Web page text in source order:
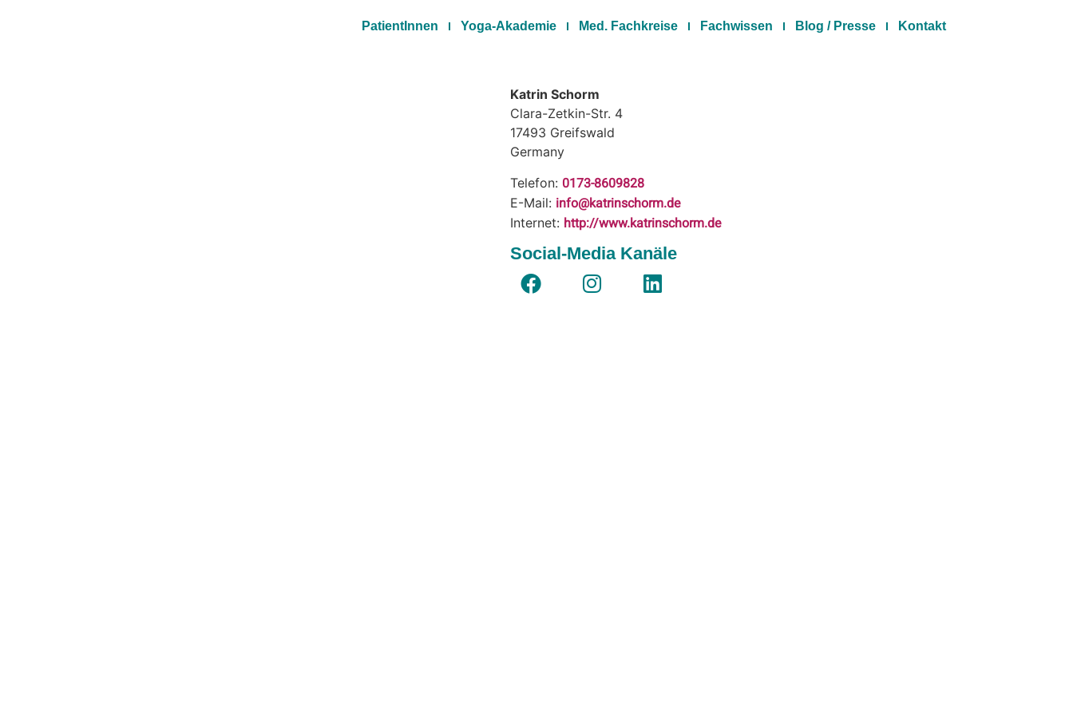
PatientInnen Yoga-Akademie Med. Fachkreise Fachwissen Blog / Presse Kontakt
Katrin Schorm
Clara-Zetkin-Str. 4
17493 Greifswald
Germany
Telefon: 0173-8609828
E-Mail: info@katrinschorm.de
Internet: http://www.katrinschorm.de
Social-Media Kanäle